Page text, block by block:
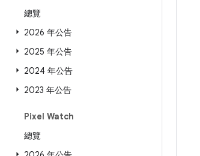
總覽
2026 年公告
2025 年公告
2024 年公告
2023 年公告
Pixel Watch
總覽